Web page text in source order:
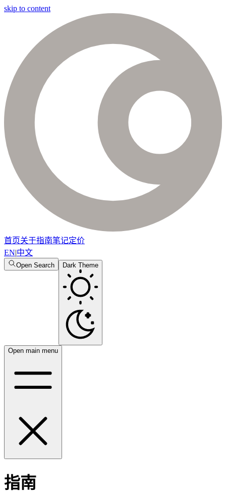
skip to content
首页关于指南笔记定价
EN|中文
Open Search Dark Theme
Open main menu
指南